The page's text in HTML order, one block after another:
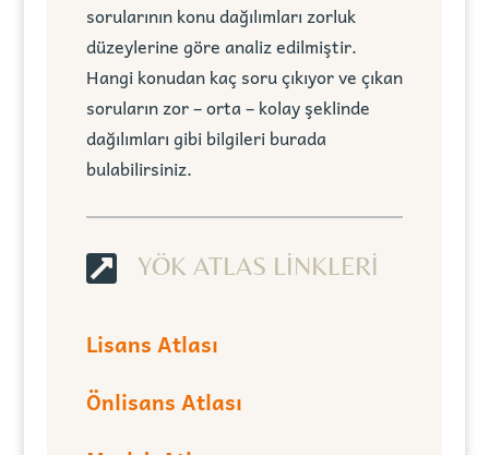
sorularının konu dağılımları zorluk
düzeylerine göre analiz edilmiştir.
Hangi konudan kaç soru çıkıyor ve çıkan
soruların zor – orta – kolay şeklinde
dağılımları gibi bilgileri burada
bulabilirsiniz.
 YÖK ATLAS LİNKLERİ
Lisans Atlası
Önlisans Atlası